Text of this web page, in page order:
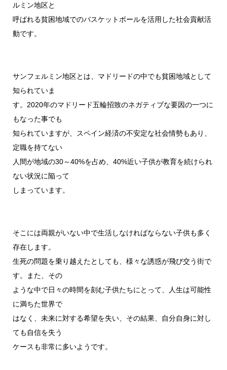
ルミン地区と
呼ばれる貧困地域でのバスケットボールを活用した社会貢献活
動です。
サンフェルミン地区とは、マドリードの中でも貧困地域として
知られていま
す。2020年のマドリード五輪招致のネガティブな要因の一つに
もなった事でも
知られていますが、スペイン経済の不安定な社会情勢もあり、
定職を持てない
人間が地域の30～40%を占め、40%近い子供が教育を続けられ
ない状況に陥って
しまっています。
そこには両親がいない中で生活しなければならない子供も多く
存在します。
生死の問題を乗り越えたとしても、様々な誘惑が飛び交う街で
す。また、その
ような中で日々の時間を刻む子供たちにとって、人生は可能性
に満ちた世界で
はなく、未来に対する希望を失い、その結果、自分自身に対し
ても自信を失う
ケースも非常に多いようです。